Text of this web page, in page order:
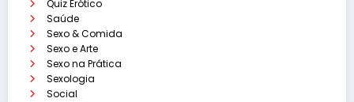
Quiz Erótico
Saúde
Sexo & Comida
Sexo e Arte
Sexo na Prática
Sexologia
Social